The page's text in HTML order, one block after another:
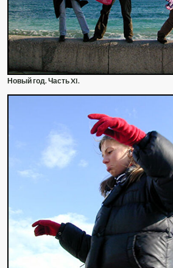
Новый год. Часть XI.